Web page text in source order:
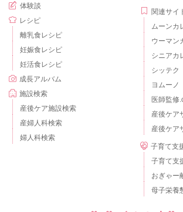
体験談
レシピ
離乳食レシピ
妊娠食レシピ
妊活食レシピ
成長アルバム
施設検索
産後ケア施設検索
産婦人科検索
婦人科検索
関連サイ
ムーンカ
ウーマン
シニアカ
シッテク
ヨムーノ
医師監修
産後ケア
産後ケア
子育て支
子育て支
おぎゃー
母子栄養